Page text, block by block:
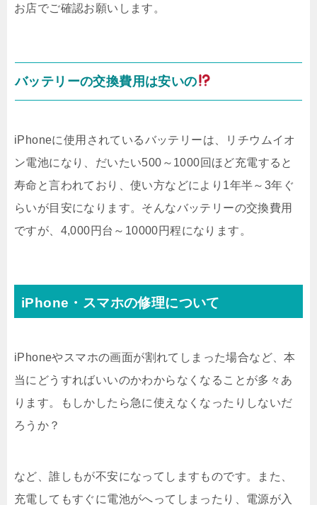
お店でご確認お願いします。
バッテリーの交換費用は安いの
iPhoneに使用されているバッテリーは、リチウムイオ
ン電池になり、だいたい500～1000回ほど充電すると
寿命と言われており、使い方などにより1年半～3年ぐ
らいが目安になります。そんなバッテリーの交換費用
ですが、4,000円台～10000円程になります。
iPhone・スマホの修理について
iPhoneやスマホの画面が割れてしまった場合など、本
当にどうすればいいのかわからなくなることが多々あ
ります。もしかしたら急に使えなくなったりしないだ
ろうか？
など、誰しもが不安になってしますものです。また、
充電してもすぐに電池がへってしまったり、電源が入